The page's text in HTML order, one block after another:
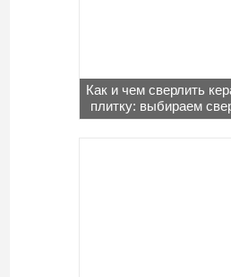
Как и чем сверлить
плитку: выбираем